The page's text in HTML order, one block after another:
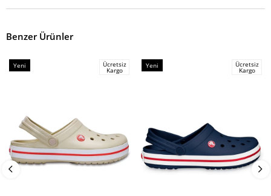
Benzer Ürünler
Yeni
Ücretsiz
Kargo
Yeni
Ücretsiz
Kargo